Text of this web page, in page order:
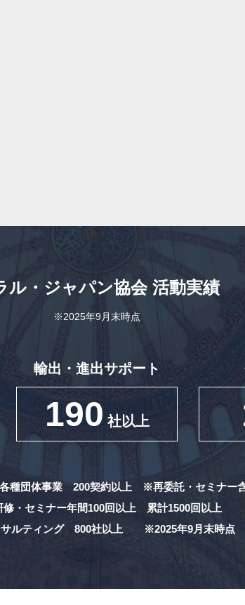
ル・ジャパン協会 活動実績
※2025年9月末時点
輸出・進出サポート
190 社以上
種団体事業 200契約以上
※再委託・セミナー
修・セミナー年間100回以上
累計1500回以上
サルティング 800社以上
※2025年9月末時点